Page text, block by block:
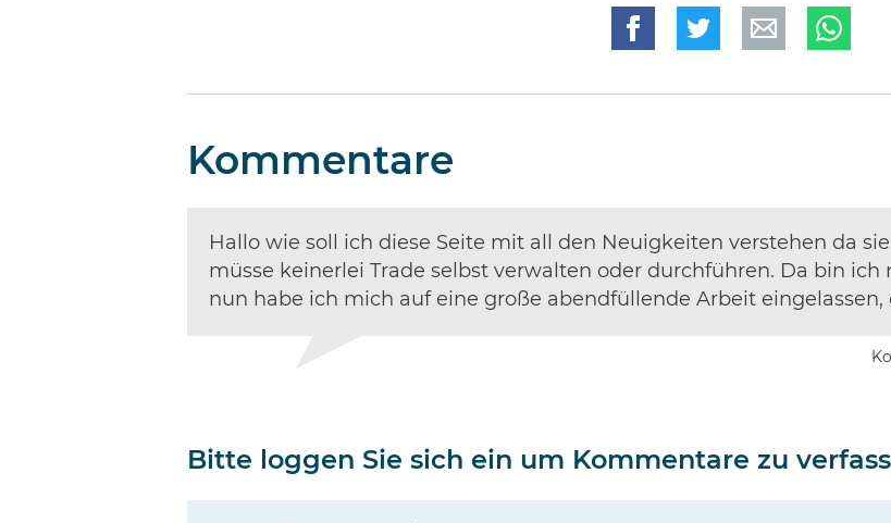
Kommentare
Hallo wie soll ich diese Seite mit all den Neuigkeiten verstehen da
müsse keinerlei Trade selbst verwalten oder durchführen. Da bin
nun habe ich mich auf eine große abendfüllende Arbeit eingelassen,
Bitte loggen Sie sich ein um Kommentare zu